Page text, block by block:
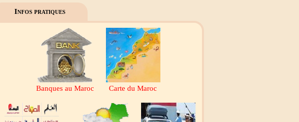
Infos pratiques
Banques au Maroc Carte du Maroc